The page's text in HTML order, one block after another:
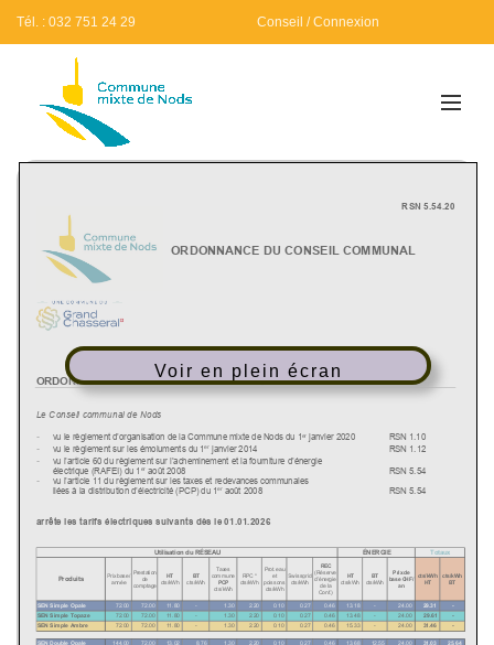
Tél. : 032 751 24 29 Conseil / Connexion
Voir en plein écran